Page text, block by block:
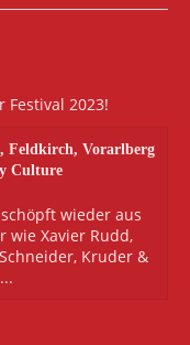
Festival 2023!
Feldkirch, Vorarlberg
Culture
wieder aus
wie Xavier Rudd,
Kruder &